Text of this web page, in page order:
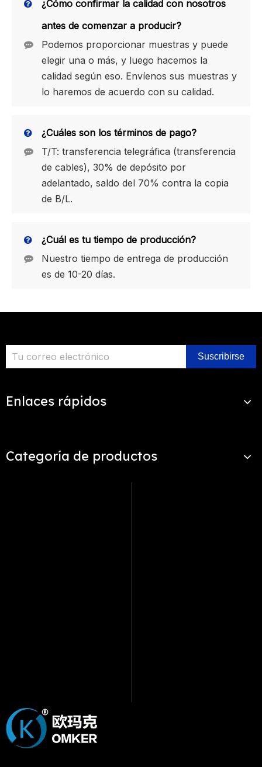
¿Cómo confirmar la calidad con nosotros
antes de comenzar a producir?
Podemos proporcionar muestras y puede
elegir una o más, y luego hacemos la
calidad según eso. Envíenos sus muestras y
lo haremos de acuerdo con su calidad.
¿Cuáles son los términos de pago?
T/T: transferencia telegráfica (transferencia
de cables), 30% de depósito por
adelantado, saldo del 70% contra la copia
de B/L.
¿Cuál es tu tiempo de producción?
Nuestro tiempo de entrega de producción
es de 10-20 días.
Suscribirse
Enlaces rápidos
Categoría de productos